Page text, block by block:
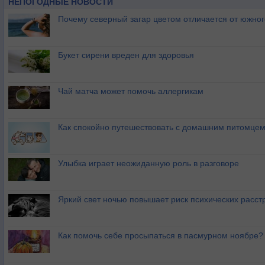
НЕПОГОДНЫЕ НОВОСТИ
Почему северный загар цветом отличается от
Букет сирени вреден для здоровья
Чай матча может помочь аллергикам
Как спокойно путешествовать с домашним питомцем
Улыбка играет неожиданную роль в разговоре
Яркий свет ночью повышает риск психических
Как помочь себе просыпаться в пасмурном ноябре?